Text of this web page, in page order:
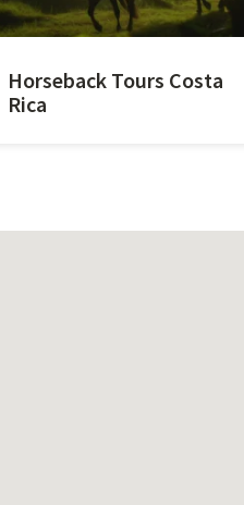
Horseback Tours Costa
Rica